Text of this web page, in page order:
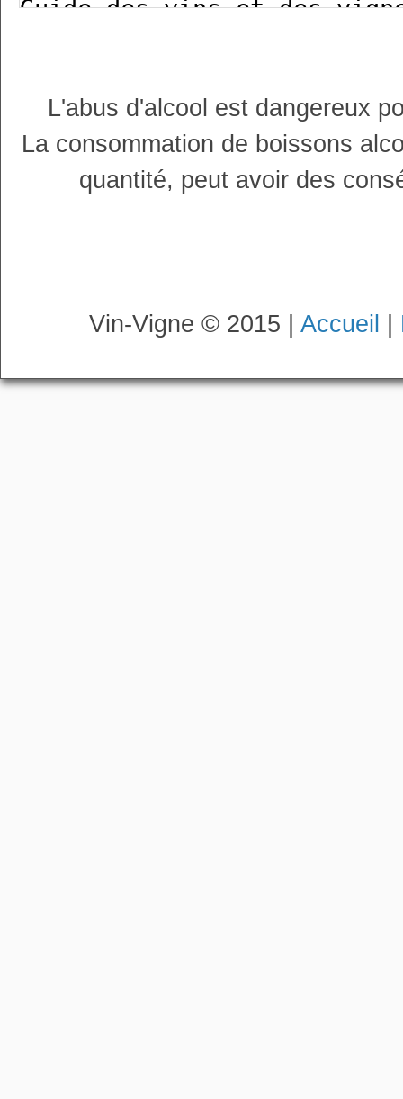
L'abus d'alcool est dangereux
La consommation de boissons
quantité, peut avoir des
Vin-Vigne © 2015 | Accueil